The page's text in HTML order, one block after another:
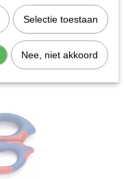
Selectie toestaan
Nee, niet akkoord